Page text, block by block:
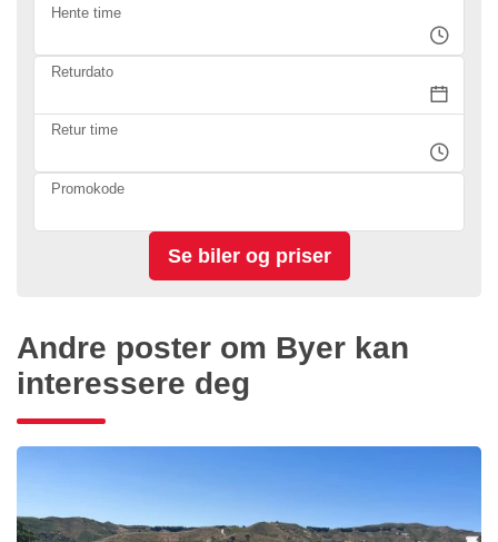
Hente time
Returdato
Retur time
Promokode
Andre poster om Byer kan
interessere deg